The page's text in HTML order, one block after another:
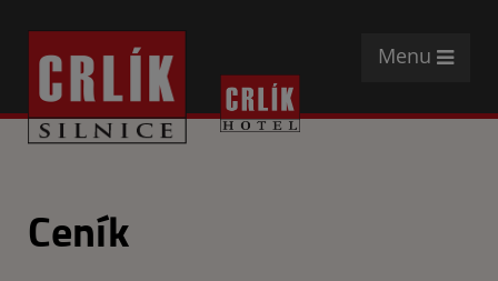
Menu
Ceník